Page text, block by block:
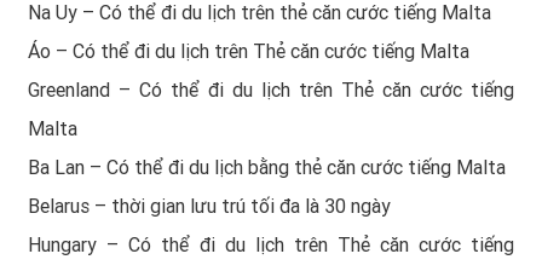
Na Uy – Có thể đi du lịch trên thẻ căn cước tiếng Malta
Áo – Có thể đi du lịch trên Thẻ căn cước tiếng Malta
Greenland – Có thể đi du lịch trên Thẻ căn cước tiếng
Malta
Ba Lan – Có thể đi du lịch bằng thẻ căn cước tiếng Malta
Belarus – thời gian lưu trú tối đa là 30 ngày
Hungary – Có thể đi du lịch trên Thẻ căn cước tiếng